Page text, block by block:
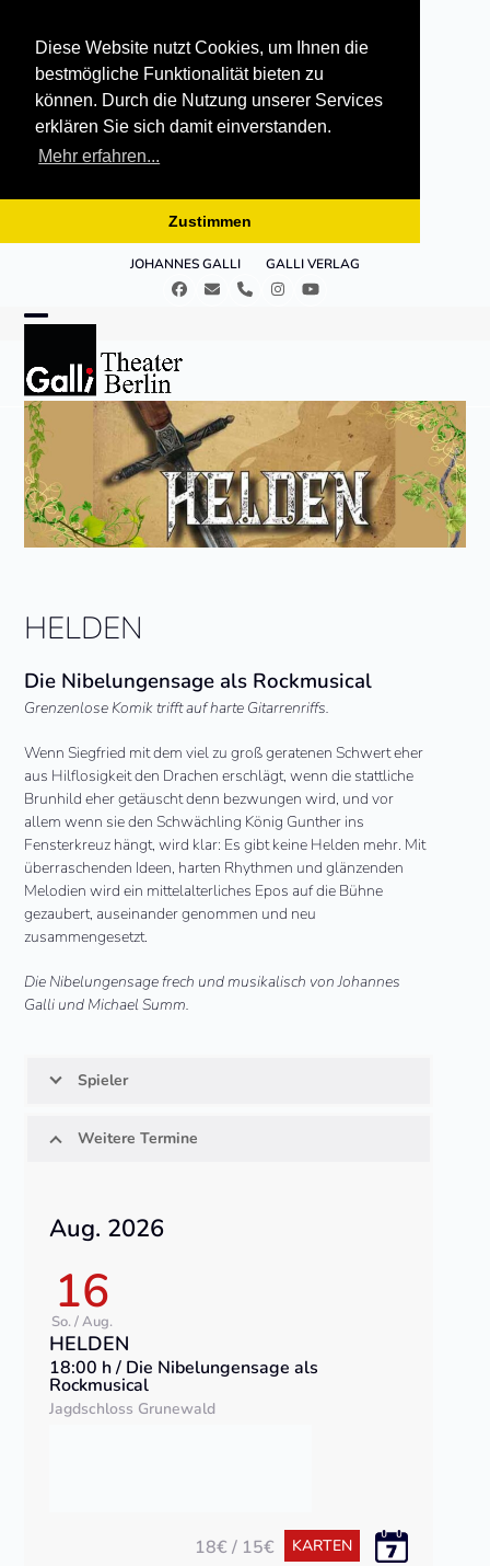
Diese Website nutzt Cookies, um Ihnen die
bestmögliche Funktionalität bieten zu
können. Durch die Nutzung unserer Services
erklären Sie sich damit einverstanden.
Mehr erfahren...
Zustimmen
JOHANNES GALLI GALLI VERLAG
Facebook
E- TelefonInstagramYouTube
mobile
menu
mobile
menu
HELDEN
Die Nibelungensage als Rockmusical
Grenzenlose Komik trifft auf harte Gitarrenriffs.
Wenn Siegfried mit dem viel zu groß geratenen Schwert eher
aus Hilflosigkeit den Drachen erschlägt, wenn die stattliche
Brunhild eher getäuscht denn bezwungen wird, und vor
allem wenn sie den Schwächling König Gunther ins
Fensterkreuz hängt, wird klar: Es gibt keine Helden mehr. Mit
überraschenden Ideen, harten Rhythmen und glänzenden
Melodien wird ein mittelalterliches Epos auf die Bühne
gezaubert, auseinander genommen und neu
zusammengesetzt.
Die Nibelungensage frech und musikalisch von Johannes
Galli und Michael Summ.
Spieler
Weitere Termine
Aug. 2026
16
So. / Aug.
HELDEN
18:00 h / Die Nibelungensage als
Rockmusical
Jagdschloss Grunewald
18€ / 15€ KARTEN